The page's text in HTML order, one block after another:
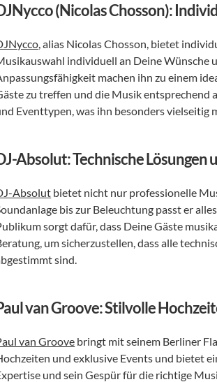
(Nicolas Chosson):
, alias Nicolas Chosson, bietet
individuell an Deine Wünsche
machen ihn zu einem
zu treffen und die Musik entsprechend
Eventtypen, was ihn besonders vielseitig
Absolut: Technische Lösungen
Absolut bietet nicht nur professionelle
bis zur Beleuchtung passt er
sorgt dafür, dass Deine Gäste
um sicherzustellen, dass alle
sind.
van Groove: Stilvolle
van Groove bringt mit seinem Berliner
und exklusive Events und bietet
und sein Gespür für die richtige